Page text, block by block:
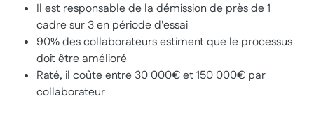
Il est responsable de la démission de près de 1
cadre sur 3 en période d'essai
90% des collaborateurs estiment que le processus
doit être amélioré
Raté, il coûte entre 30 000€ et 150 000€ par
collaborateur